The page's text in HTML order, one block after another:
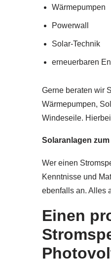
Wärmepumpen
Powerwall
Solar-Technik
erneuerbaren
Gerne beraten wir
Wärmepumpen,
Windeseile.
Solaranlagen
Wer einen
Kenntnisse und
ebenfalls an. Alles
Einen